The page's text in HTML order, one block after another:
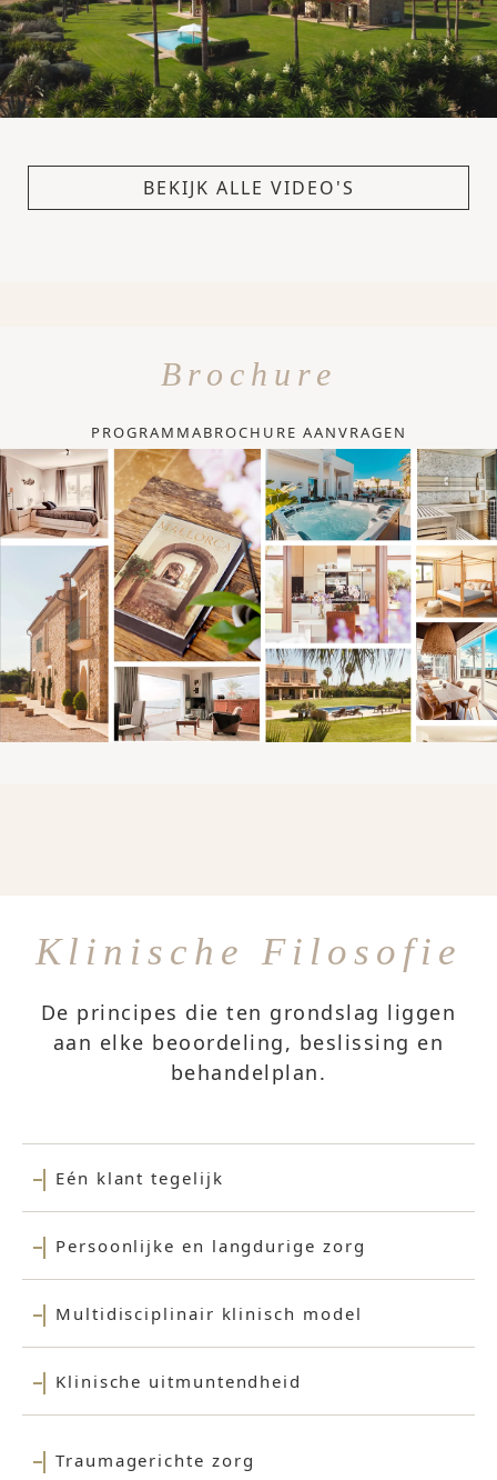
BEKIJK ALLE VIDEO'S
Brochure
PROGRAMMABROCHURE AANVRAGEN
Klinische Filosofie
De principes die ten grondslag liggen
aan elke beoordeling, beslissing en
behandelplan.
Eén klant tegelijk
Persoonlijke en langdurige zorg
Multidisciplinair klinisch model
Klinische uitmuntendheid
Traumagerichte zorg